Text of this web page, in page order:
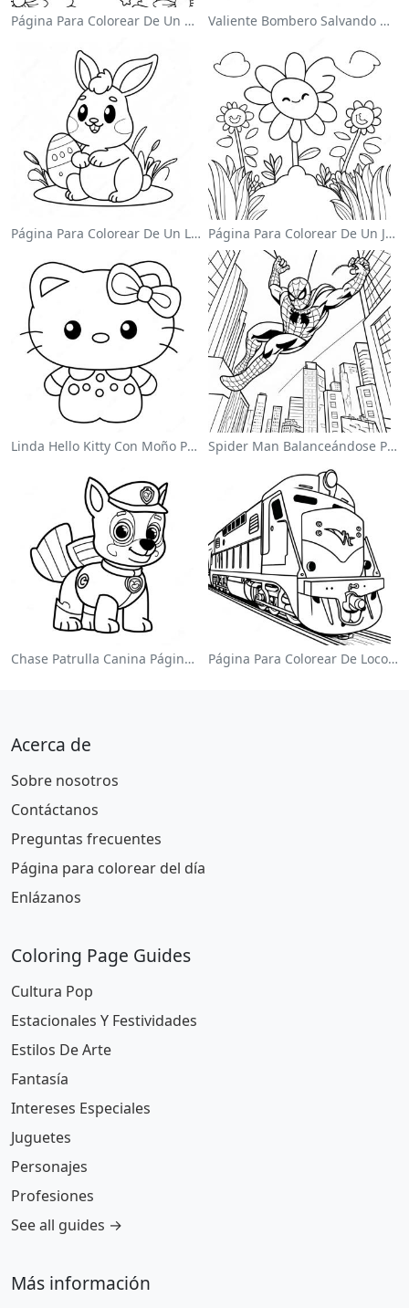
Página Para Colorear De Un Unicornio Mágico En Un Arcoíris Valiente Bombero Salvando Un Gato Para Colorear
Página Para Colorear De Un Lindo Conejo De Pascua Página Para Colorear De Un Jardín De Flores Coloridas
Linda Hello Kitty Con Moño Para Colorear Spider Man Balanceándose Por La Ciudad Para Colorear
Chase Patrulla Canina Página Para Colorear Página Para Colorear De Locomotora Colorida
Acerca de
Sobre nosotros
Contáctanos
Preguntas frecuentes
Página para colorear del día
Enlázanos
Coloring Page Guides
Cultura Pop
Estacionales Y Festividades
Estilos De Arte
Fantasía
Intereses Especiales
Juguetes
Personajes
Profesiones
See all guides →
Más información